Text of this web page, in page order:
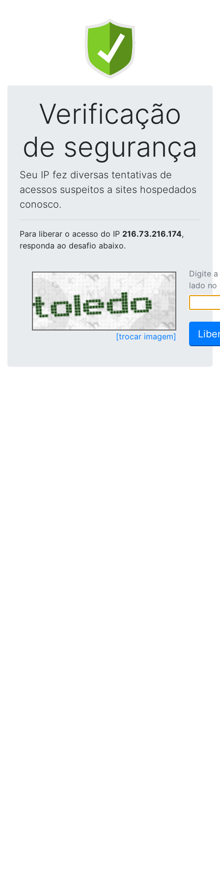
Verificação
de segurança
Seu IP fez diversas tentativas de
acessos suspeitos a sites hospedados
conosco.
Para liberar o acesso do IP 216.73.216.174,
responda ao desafio abaixo.
[trocar imagem]
Digite
lado no